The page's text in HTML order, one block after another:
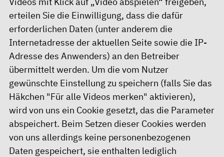
erteilen Sie die Einwilligung, dass die dafür
erforderlichen Daten (unter anderem die
Internetadresse der aktuellen Seite sowie die IP-
Adresse des Anwenders) an den Betreiber
übermittelt werden. Um die vom Nutzer
gewünschte Einstellung zu speichern (falls Sie das
Häkchen "Für alle Videos merken" aktivieren),
wird von uns ein Cookie gesetzt, das die Parameter
abspeichert. Beim Setzen dieser Cookies werden
von uns allerdings keine personenbezogenen
Daten gespeichert, sie enthalten lediglich